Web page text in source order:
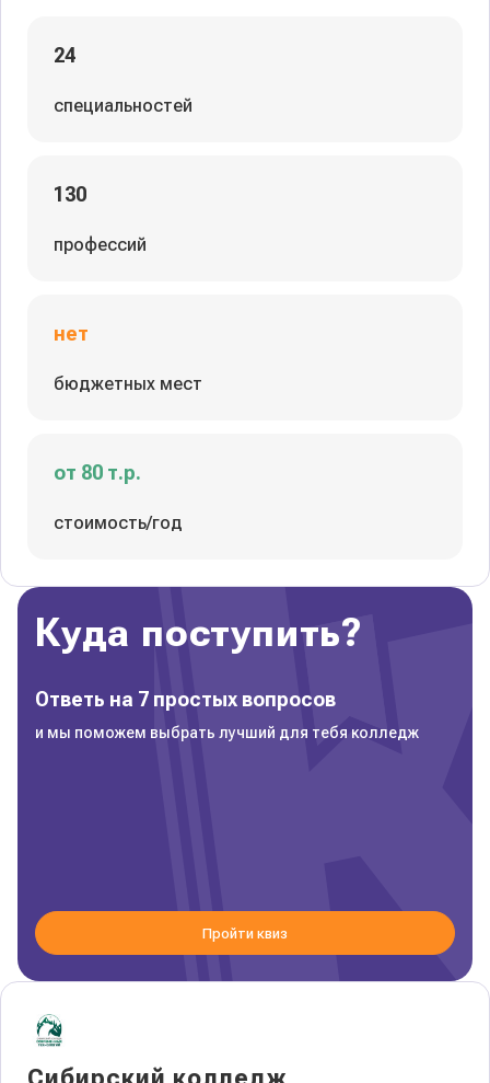
24
специальностей
130
профессий
нет
бюджетных мест
от 80 т.р.
стоимость/год
Куда поступить?
Ответь на 7 простых вопросов
и мы поможем выбрать лучший для тебя колледж
Пройти квиз